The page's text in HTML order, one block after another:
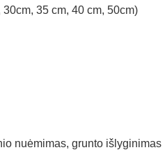
35 cm, 40 cm, 50cm)
nuėmimas, grunto išlyginimas